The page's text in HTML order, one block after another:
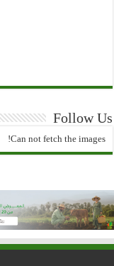
Follow Us
Can not fetch the images!